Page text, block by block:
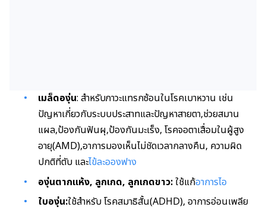
เมล็ดองุ่น: สำหรับภาวะแทรกซ้อนในโรคเบาหวาน เช่น
ปัญหาเกี่ยวกับระบบประสาทและปัญหาสายตา,ช่วยสมาน
แผล,ป้องกันฟันผุ,ป้องกันมะเร็ง, โรคจอตาเสื่อมในผู้สูง
อายุ(AMD),อาการมองเห็นไม่ชัดเวลากลางคืน, ความผิด
ปกติที่ตับ และไข้ละอองฟาง
องุ่นตากแห้ง, ลูกเกด, ลูกเกดขาว:ใช้แก้อาการไอ
ใบองุ่น:ใช้สำหรับ โรคสมาธิสั้น(ADHD), อาการอ่อนเพลีย